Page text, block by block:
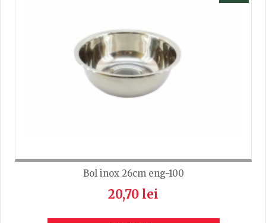
Bol inox 26cm eng-100
20,70 lei